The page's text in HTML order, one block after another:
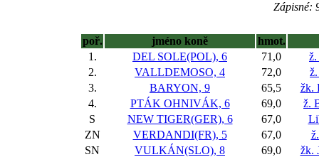
Zápisné:
poř. jméno koně
hmot.
1.
DEL SOLE(POL), 6 71,0
ž.
2.
VALLDEMOSO, 4 72,0
3.
BARYON, 9 65,5
žk.
4.
PTÁK OHNIVÁK, 6 69,0
ž.
S
NEW TIGER(GER), 6 67,0
ZN
VERDANDI(FR), 5 67,0
SN
VULKÁN(SLO), 8 69,0
žk.